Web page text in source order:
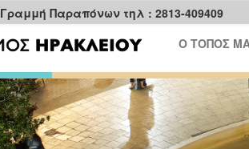
Γραμμή Παραπόνων τηλ : 2813-409409
Ο ΤΟΠΟΣ